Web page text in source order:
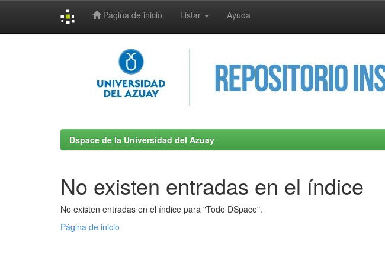
Página de inicio Listar Ayuda
Dspace de la Universidad del Azuay
No existen entradas en el índice
No existen entradas en el índice para "Todo DSpace".
Página de inicio